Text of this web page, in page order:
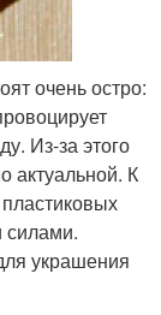
очень остро:
Из-за этого
актуальной. К
силами.
украшения